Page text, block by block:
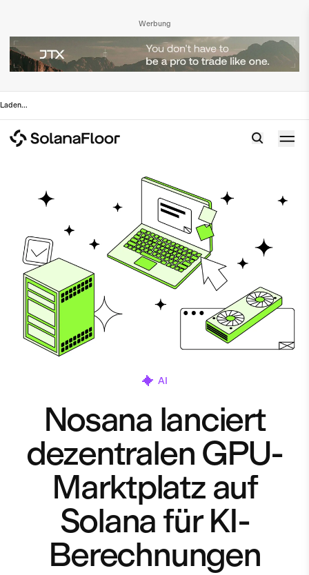
Werbung
Laden...
AI
Nosana lanciert
dezentralen GPU-
Marktplatz auf
Solana für KI-
Berechnungen